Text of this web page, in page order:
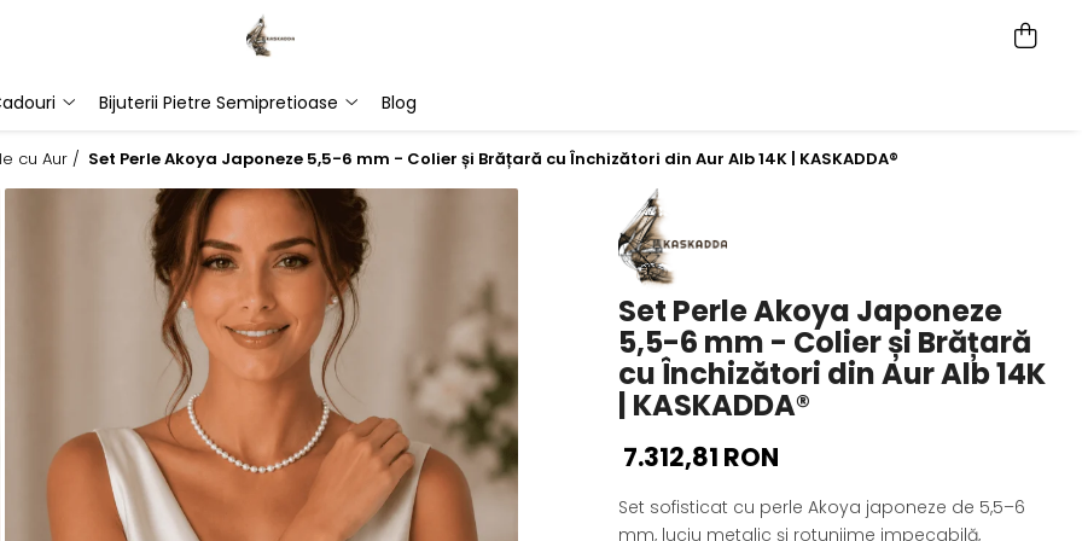
Bijuterii Pietre Semipretioase Blog
cu Aur / Set Perle Akoya Japoneze 5,5-6 mm - Colier și Brățară cu Închizători din Aur Alb 14K | KASKADDA®
Set Perle Akoya Japoneze
5,5-6 mm - Colier și Brățară
cu Închizători din Aur Alb 14K
| KASKADDA®
7.312,81 RON
Set sofisticat cu perle Akoya japoneze de 5,5–6
mm, luciu metalic și rotunjime impecabilă,